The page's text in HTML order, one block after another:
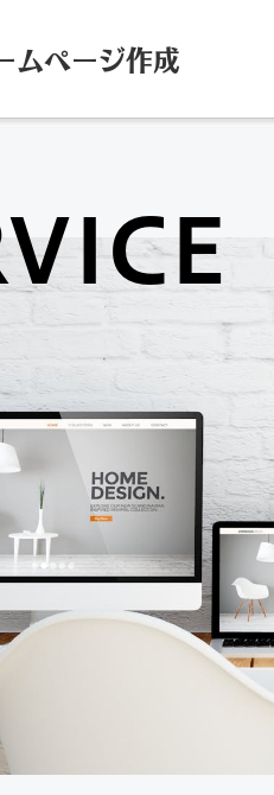
ムページ作成